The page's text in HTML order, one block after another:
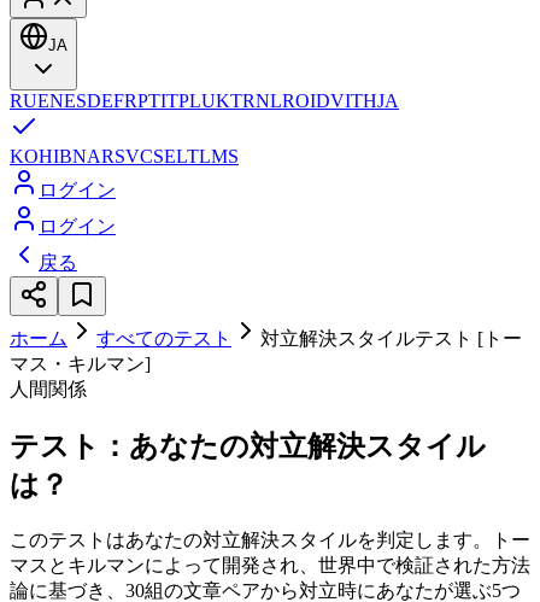
JA
RUENESDEFRPTITPLUKTRNLROIDVITHJA
KOHIBNARSVCSELTLMS
ログイン
ログイン
戻る
ホーム すべてのテスト
対立解決スタイルテスト [トー
マス・キルマン]
人間関係
テスト：あなたの対立解決スタイル
は？
このテストはあなたの対立解決スタイルを判定します。トー
マスとキルマンによって開発され、世界中で検証された方法
論に基づき、30組の文章ペアから対立時にあなたが選ぶ5つ